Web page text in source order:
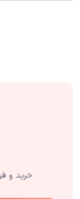
خرید و